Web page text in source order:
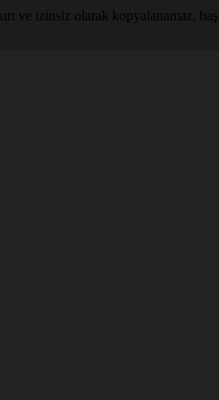
ve izinsiz olarak kopyalanamaz,